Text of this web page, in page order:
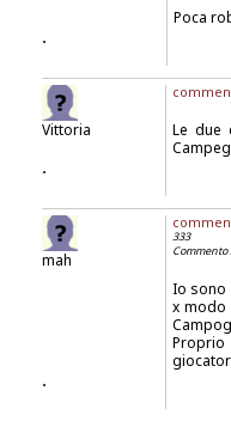
Poca
.
Vittoria
Le due
.
mah
333
Commento
Io sono
x modo
Proprio
.